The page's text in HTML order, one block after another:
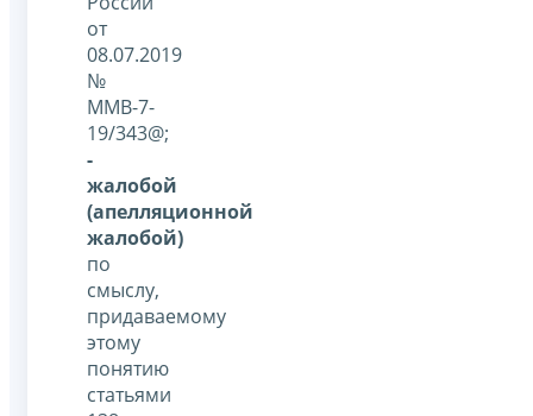
от
08.07.2019
№
ММВ-7-
19/343@;
-
жалобой
(апелляционной
жалобой)
по
смыслу,
придаваемому
этому
понятию
статьями